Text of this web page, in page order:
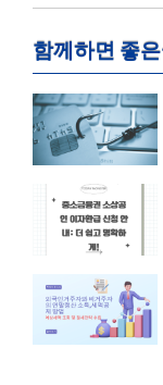
함께하면 좋